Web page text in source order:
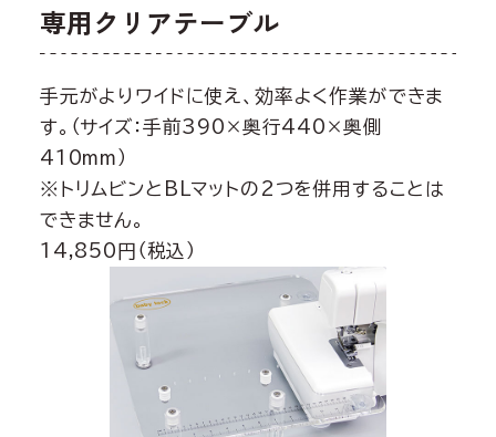
専用クリアテーブル
手元がよりワイドに使え、効率よく作業ができま
す。（サイズ：手前390×奥行440×奥側
410mm）
※トリムビンとBLマットの2つを併用することは
できません。
14,850円（税込）